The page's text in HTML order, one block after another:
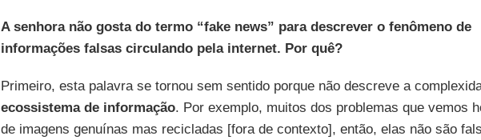
A senhora não gosta do termo “fake news” para descrever o fenômeno de
informações falsas circulando pela internet. Por quê?
Primeiro, esta palavra se tornou sem sentido porque não descreve a
ecossistema de informação. Por exemplo, muitos dos problemas que vemos
de imagens genuínas mas recicladas [fora de contexto], então, elas não são